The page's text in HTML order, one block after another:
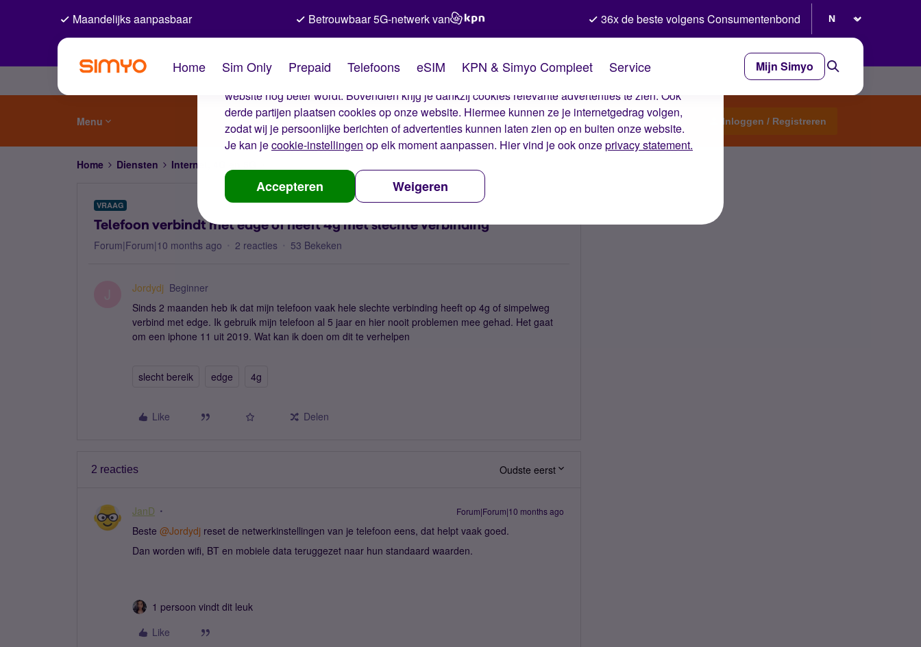
De cookies van Simyo
Wij gebruiken cookies op onze website. Met deze cookies zorgen wij ervoor dat je ervaring op de
website nog beter wordt. Bovendien krijg je dankzij cookies relevante advertenties te zien. Ook
derde partijen plaatsen cookies op onze website. Hiermee kunnen ze je internetgedrag volgen,
zodat wij je persoonlijke berichten of advertenties kunnen laten zien op en buiten onze website.
Je kan jecookie-instellingen op elk moment aanpassen. Hier vind je ook onzeprivacy statement.
Accepteren Weigeren
Maandelijks aanpasbaar Betrouwbaar 5G-netwerk van 36x de beste volgens Consumentenbond
Home Sim Only Prepaid Telefoons eSIM KPN & Simyo Compleet Service Mijn Simyo
Menu Start een topic Inloggen / Registreren
Home Diensten Internet, 4G en 5G
VRAAG
Telefoon verbindt met edge of heeft 4g met slechte verbinding
Forum|Forum|10 months ago 2 reacties 53 Bekeken
Jordydj Beginner
Sinds 2 maanden heb ik dat mijn telefoon vaak hele slechte verbinding heeft op 4g of simpelweg
verbind met edge. Ik gebruik mijn telefoon al 5 jaar en hier nooit problemen mee gehad. Het gaat
om een iphone 11 uit 2019. Wat kan ik doen om dit te verhelpen
slecht bereik edge 4g
Like Delen
2 reacties Oudste eerst
JanD Forum|Forum|10 months ago
Beste ​ @Jordydj reset de netwerkinstellingen van je telefoon eens, dat helpt vaak goed.
Dan worden wifi, BT en mobiele data teruggezet naar hun standaard waarden.
1 persoon vindt dit leuk
Like